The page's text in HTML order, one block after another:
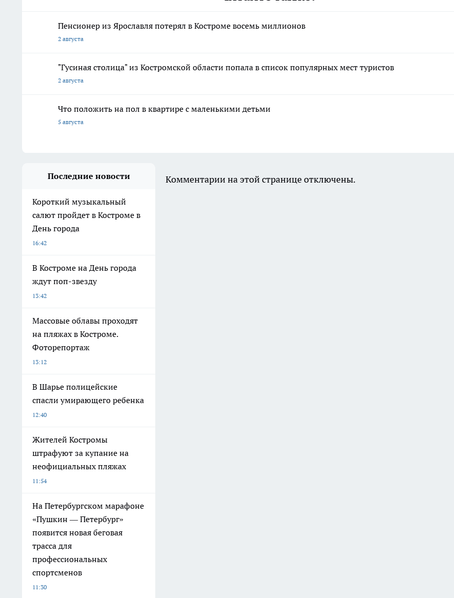
Пенсионер из Ярославля потерял в Костроме восемь миллионов
2 августа
"Гусиная столица" из Костромской области попала в список популярных мест туристов
2 августа
Что положить на пол в квартире с маленькими детьми
5 августа
Последние новости
Короткий музыкальный
салют пройдет в Костроме в
День города
16:42
В Костроме на День города
ждут поп-звезду
13:42
Массовые облавы проходят
на пляжах в Костроме.
Фоторепортаж
13:12
В Шарье полицейские
спасли умирающего ребенка
12:40
Жителей Костромы
штрафуют за купание на
неофициальных пляжах
11:54
На Петербургском марафоне
«Пушкин — Петербург»
появится новая беговая
трасса для
профессиональных
спортсменов
11:30
Комментарии на этой странице отключены.